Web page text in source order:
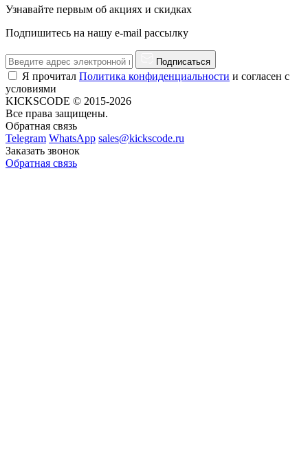
Узнавайте первым об акциях и скидках
Подпишитесь на нашу e-mail рассылку
Подписаться
Я прочитал Политика конфиденциальности и согласен с
условиями
KICKSCODE © 2015-2026
Все права защищены.
Обратная связь
Telegram WhatsApp sales@kickscode.ru
Заказать звонок
Обратная связь